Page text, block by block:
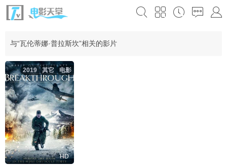
与“瓦伦蒂娜·普拉斯坎”相关的影片
电影
其它
2019
HD